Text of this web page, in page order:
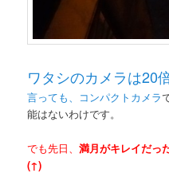
ワタシのカメラは20
言っても、コンパクトカメラ
能はないわけです。
でも先日、満月がキレイだっ
(↑)